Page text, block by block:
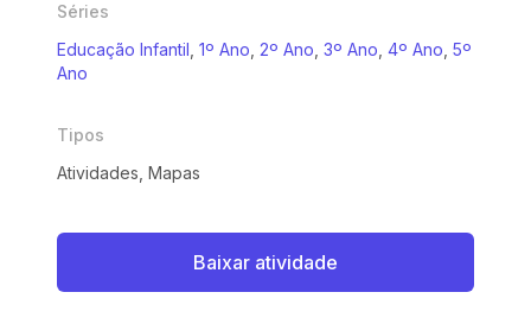
Séries
Educação Infantil 1º Ano 2º Ano 3º Ano 4º Ano 5º
Ano
Tipos
Atividades, Mapas
Baixar atividade